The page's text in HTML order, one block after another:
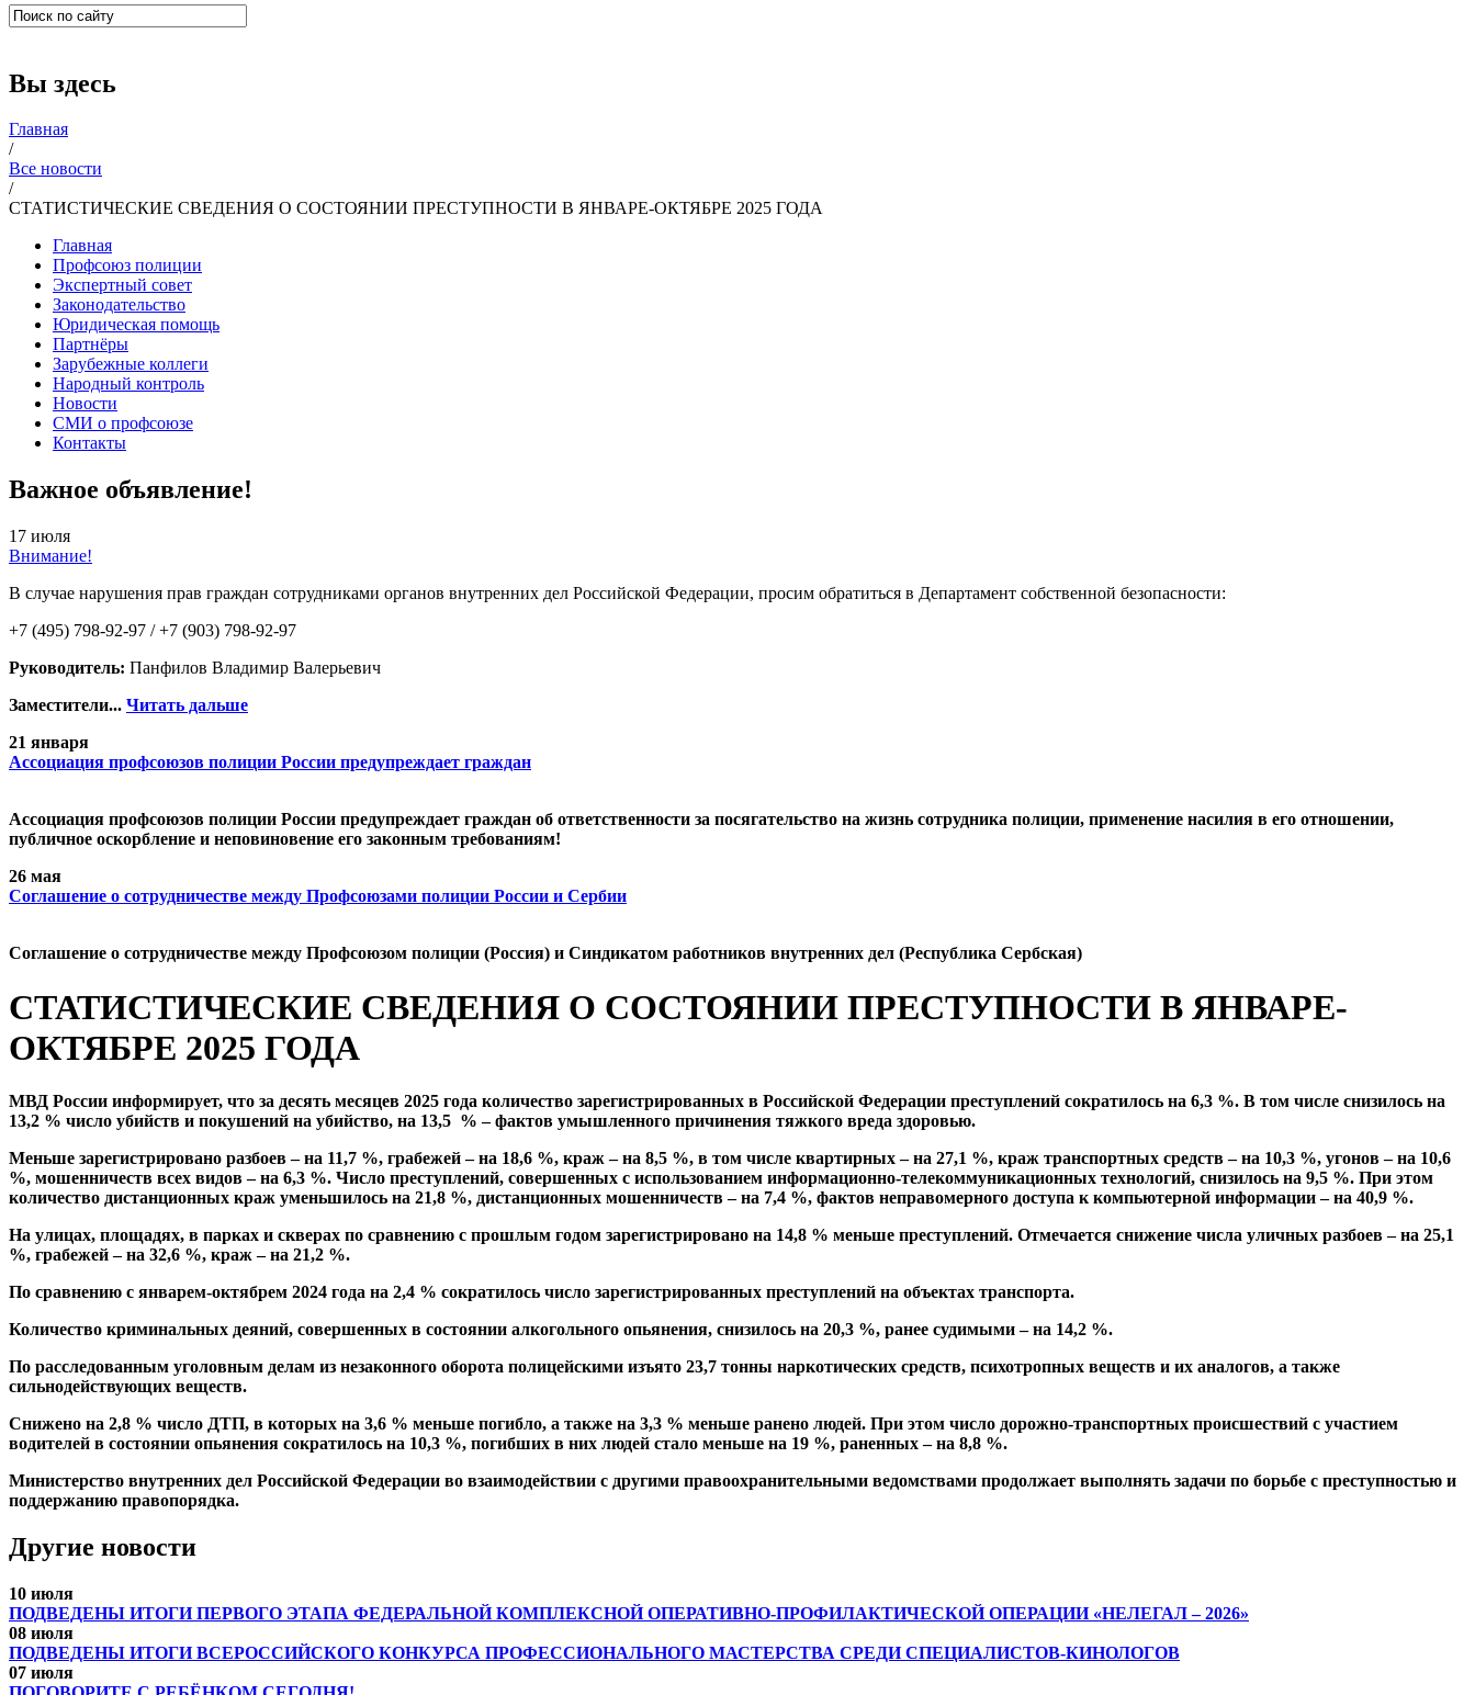
Вы здесь
Главная
/
Все новости
/
СТАТИСТИЧЕСКИЕ СВЕДЕНИЯ О СОСТОЯНИИ ПРЕСТУПНОСТИ В ЯНВАРЕ-ОКТЯБРЕ 2025 ГОДА
Главная
Профсоюз полиции
Экспертный совет
Законодательство
Юридическая помощь
Партнёры
Зарубежные коллеги
Народный контроль
Новости
СМИ о профсоюзе
Контакты
Важное объявление!
17 июля
Внимание!
В случае нарушения прав граждан сотрудниками органов внутренних дел Российской Федерации, просим обратиться в Департамент собственной безопасности:
+7 (495) 798-92-97 / +7 (903) 798-92-97
Руководитель: Панфилов Владимир Валерьевич
Заместители... Читать дальше
21 января
Ассоциация профсоюзов полиции России предупреждает граждан
Ассоциация профсоюзов полиции России предупреждает граждан об ответственности за посягательство на жизнь сотрудника полиции, применение насилия в его отношении,
публичное оскорбление и неповиновение его законным требованиям!
26 мая
Cоглашение о сотрудничестве между Профсоюзами полиции России и Сербии
Cоглашение о сотрудничестве между Профсоюзом полиции (Россия) и Синдикатом работников внутренних дел (Республика Сербская)
СТАТИСТИЧЕСКИЕ СВЕДЕНИЯ О СОСТОЯНИИ ПРЕСТУПНОСТИ В ЯНВАРЕ-
ОКТЯБРЕ 2025 ГОДА
МВД России информирует, что за десять месяцев 2025 года количество зарегистрированных в Российской Федерации преступлений сократилось на 6,3 %. В том числе снизилось на
13,2 % число убийств и покушений на убийство, на 13,5 % – фактов умышленного причинения тяжкого вреда здоровью.
Меньше зарегистрировано разбоев – на 11,7 %, грабежей – на 18,6 %, краж – на 8,5 %, в том числе квартирных – на 27,1 %, краж транспортных средств – на 10,3 %, угонов – на 10,6
%, мошенничеств всех видов – на 6,3 %. Число преступлений, совершенных с использованием информационно-телекоммуникационных технологий, снизилось на 9,5 %. При этом
количество дистанционных краж уменьшилось на 21,8 %, дистанционных мошенничеств – на 7,4 %, фактов неправомерного доступа к компьютерной информации – на 40,9 %.
На улицах, площадях, в парках и скверах по сравнению с прошлым годом зарегистрировано на 14,8 % меньше преступлений. Отмечается снижение числа уличных разбоев – на 25,1
%, грабежей – на 32,6 %, краж – на 21,2 %.
По сравнению с январем-октябрем 2024 года на 2,4 % сократилось число зарегистрированных преступлений на объектах транспорта.
Количество криминальных деяний, совершенных в состоянии алкогольного опьянения, снизилось на 20,3 %, ранее судимыми – на 14,2 %.
По расследованным уголовным делам из незаконного оборота полицейскими изъято 23,7 тонны наркотических средств, психотропных веществ и их аналогов, а также
сильнодействующих веществ.
Снижено на 2,8 % число ДТП, в которых на 3,6 % меньше погибло, а также на 3,3 % меньше ранено людей. При этом число дорожно-транспортных происшествий с участием
водителей в состоянии опьянения сократилось на 10,3 %, погибших в них людей стало меньше на 19 %, раненных – на 8,8 %.
Министерство внутренних дел Российской Федерации во взаимодействии с другими правоохранительными ведомствами продолжает выполнять задачи по борьбе с преступностью и
поддержанию правопорядка.
Другие новости
10 июля
ПОДВЕДЕНЫ ИТОГИ ПЕРВОГО ЭТАПА ФЕДЕРАЛЬНОЙ КОМПЛЕКСНОЙ ОПЕРАТИВНО-ПРОФИЛАКТИЧЕСКОЙ ОПЕРАЦИИ «НЕЛЕГАЛ – 2026»
08 июля
ПОДВЕДЕНЫ ИТОГИ ВСЕРОССИЙСКОГО КОНКУРСА ПРОФЕССИОНАЛЬНОГО МАСТЕРСТВА СРЕДИ СПЕЦИАЛИСТОВ-КИНОЛОГОВ
07 июля